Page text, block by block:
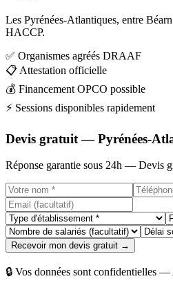
Les Pyrénées-Atlantiques, entre
HACCP.
✅ Organismes agréés DRAAF
📋 Attestation officielle
💰 Financement OPCO possible
⚡ Sessions disponibles rapidement
Devis gratuit — Pyrénées-
Réponse garantie sous 24h — Devis
Recevoir mon devis gratuit →
🔒 Vos données sont confidentielles